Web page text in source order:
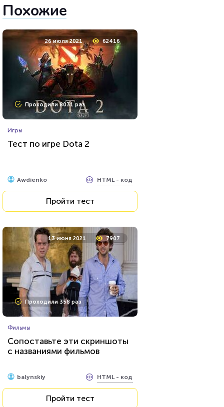
Похожие
26 июля 2021 62416
Проходили 8031 раз
Игры
Тест по игре Dota 2
Awdienko HTML - код
Пройти тест
13 июня 2021 7907
Проходили 358 раз
Фильмы
Сопоставьте эти скриншоты
с названиями фильмов
balynskiy HTML - код
Пройти тест